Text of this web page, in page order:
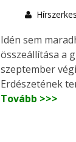
Idén sem
összeállítása a
szeptember
Erdészetének
Tovább >>>